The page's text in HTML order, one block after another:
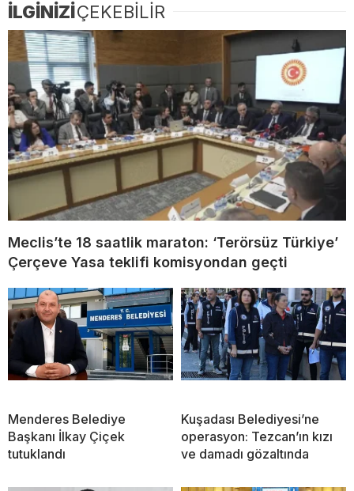
İLGİNİZİÇEKEBİLİR
Meclis’te 18 saatlik maraton: ‘Terörsüz Türkiye’
Çerçeve Yasa teklifi komisyondan geçti
Menderes Belediye
Başkanı İlkay Çiçek
tutuklandı
Kuşadası Belediyesi’ne
operasyon: Tezcan’ın kızı
ve damadı gözaltında